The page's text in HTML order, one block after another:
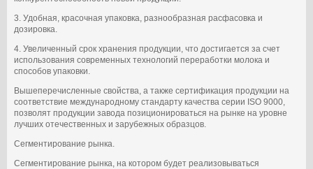
3. Удобная, красочная упаковка, разнообразная расфасовка и
дозировка.
4. Увеличенный срок хранения продукции, что достигается за счет
использования современных технологий переработки молока и
способов упаковки.
Вышеперечисленные свойства, а также сертификация продукции на
соответствие международному стандарту качества серии ISO 9000,
позволят продукции завода позиционироваться на рынке на уровне
лучших отечественных и зарубежных образцов.
Сегментирование рынка.
Сегментирование рынка, на котором будет реализовываться